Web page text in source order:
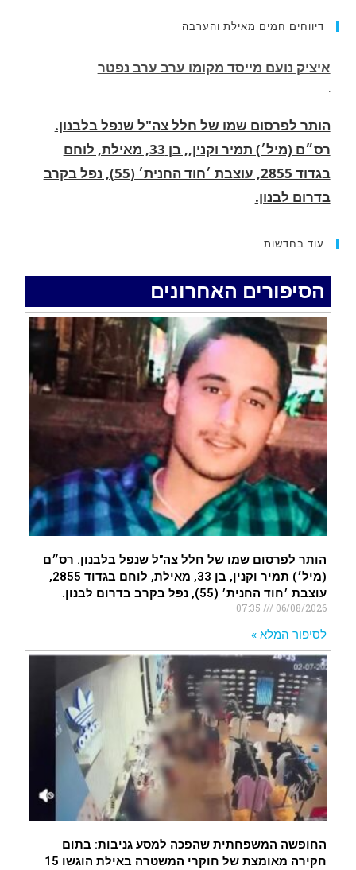
דיווחים חמים מאילת והערבה
הותר לפרסום שמו של חלל צה"ל שנפל בלבנון.
בגדוד 2855, עוצבת ׳חוד החנית׳ (55), נפל בקרב
בדרום לבנון.
.
החופשה המשפחתית שהפכה למסע גניבות: הוגשו
למסע גניבות באילת.
האדמה רועדת- סדרת רעידות אדמה בחצי האי סיני
רעידת אדמה הורגשה באילת
איציק נועם מייסד מקומו ערב ערב נפטר
עוד בחדשות
הסיפורים האחרונים
הותר לפרסום שמו של חלל צה"ל שנפל בלבנון. רס״ם
(מיל׳) תמיר וקנין, בן 33, מאילת, לוחם בגדוד 2855,
עוצבת ׳חוד החנית׳ (55), נפל בקרב בדרום לבנון.
06/08/2026
לסיפור המלא »
החופשה המשפחתית שהפכה למסע גניבות: בתום
חקירה מאומצת של חוקרי המשטרה באילת הוגשו 15